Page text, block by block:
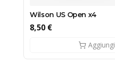
Wilson US Open x4
8,50 €
Aggiungi